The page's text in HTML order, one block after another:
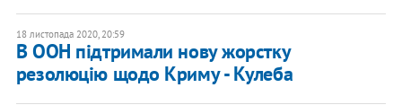
18 листопада 2020, 20:59
В ООН підтримали нову жорстку
резолюцію щодо Криму - Кулеба